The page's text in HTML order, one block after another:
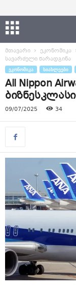
მთავარი ეკონომიკა
სავარძელი წარადგინა
ᲔᲙᲝᲜᲝᲛᲘᲙᲐ ᲡᲘᲐᲮᲚᲔᲔᲑᲘ
All Nippon
09/07/2025 34